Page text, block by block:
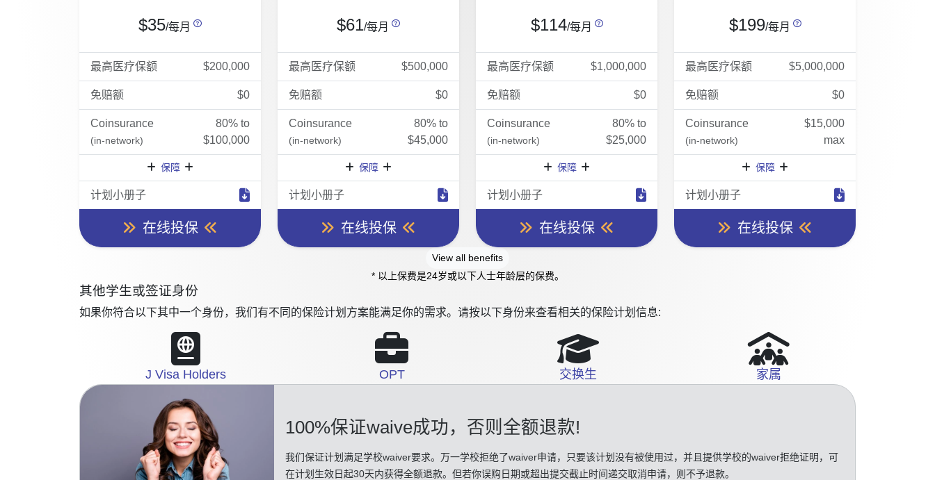
$35/每月
最高医疗保额 $200,000
免赔额 $0
Coinsurance
(in-network)
80% to
$100,000
保障
计划小册子
在线投保
$61/每月
最高医疗保额 $500,000
免赔额 $0
Coinsurance
(in-network)
80% to
$45,000
保障
计划小册子
在线投保
$114/每月
最高医疗保额 $1,000,000
免赔额 $0
Coinsurance
(in-network)
80% to
$25,000
保障
计划小册子
在线投保
$199/每月
最高医疗保额 $5,000,000
免赔额 $0
Coinsurance
(in-network)
$15,000
max
保障
计划小册子
在线投保
View all benefits
* 以上保费是24岁或以下人士年龄层的保费。
其他学生或签证身份
如果你符合以下其中一个身份，我们有不同的保险计划方案能满足你的需求。请按以下身份来查看相关的保险计划信息:
J Visa Holders OPT 交换生 家属
100%保证waive成功 ，否则全额退款!
我们保证计划满足学校waiver要求。万一学校拒绝了waiver申请，只要该计划没有被使用过，并且提供学校的waiver拒绝证明，可
在计划生效日起30天内获得全额退款。但若你误购日期或超出提交截止时间递交取消申请，则不予退款。